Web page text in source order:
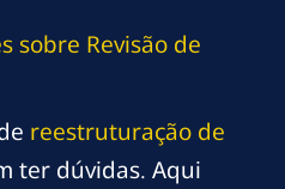
sobre Revisão de
reestruturação de
ter dúvidas. Aqui